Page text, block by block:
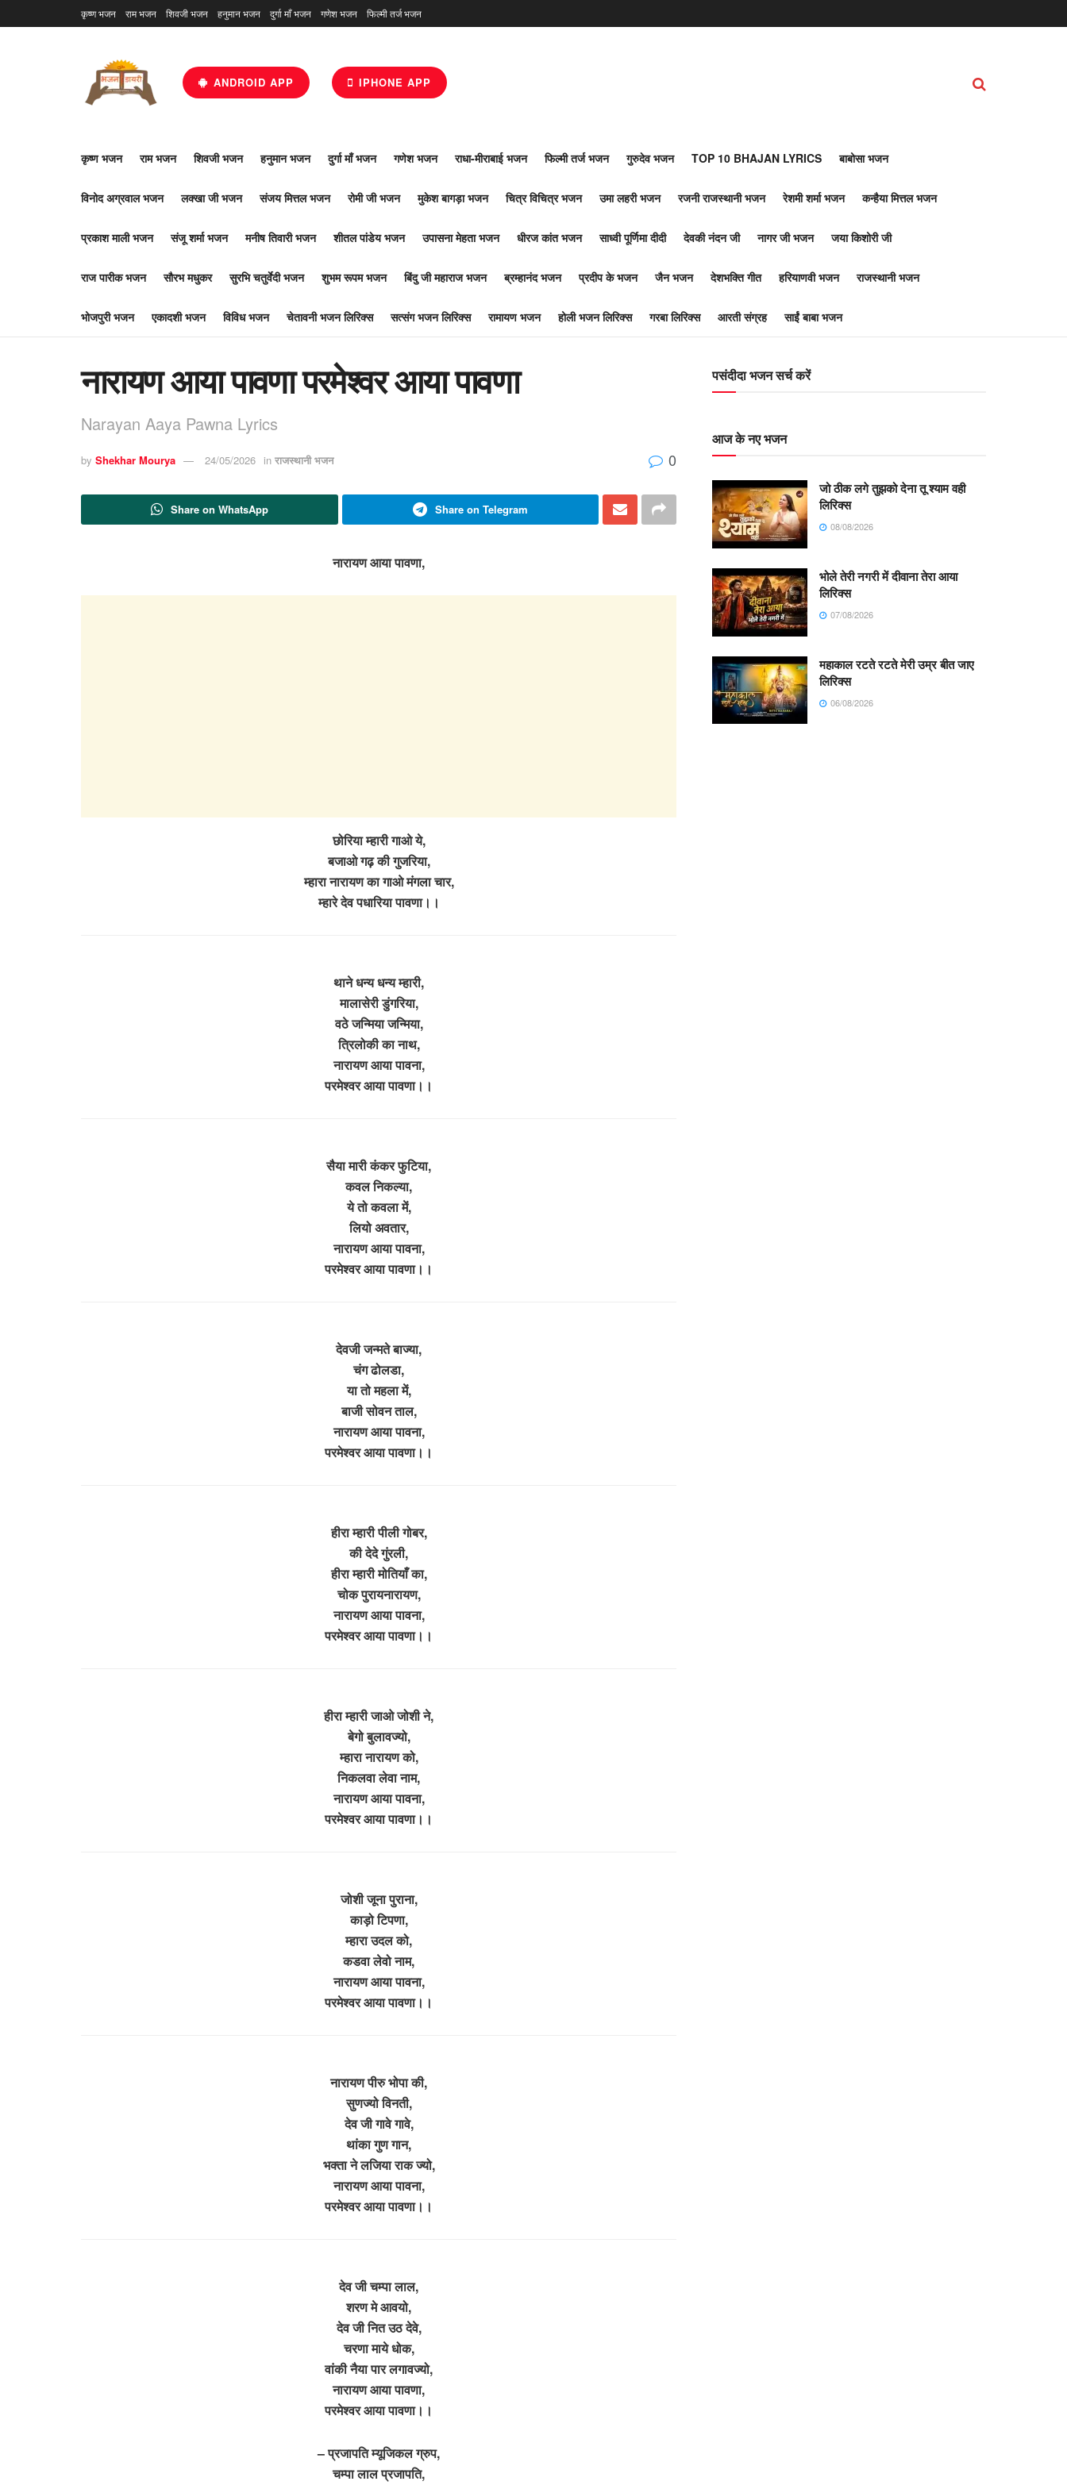
कृष्ण भजन राम भजन शिवजी भजन हनुमान भजन दुर्गा माँ भजन गणेश भजन फिल्मी तर्ज भजन
ANDROID APP IPHONE APP
कृष्ण भजन राम भजन शिवजी भजन हनुमान भजन दुर्गा माँ भजन गणेश भजन राधा-मीराबाई भजन फिल्मी तर्ज भजन गुरुदेव भजन TOP 10 BHAJAN LYRICS बाबोसा भजन
विनोद अग्रवाल भजन लक्खा जी भजन संजय मित्तल भजन रोमी जी भजन मुकेश बागड़ा भजन चित्र विचित्र भजन उमा लहरी भजन रजनी राजस्थानी भजन रेशमी शर्मा भजन कन्हैया मित्तल भजन
प्रकाश माली भजन संजू शर्मा भजन मनीष तिवारी भजन शीतल पांडेय भजन उपासना मेहता भजन धीरज कांत भजन साध्वी पूर्णिमा दीदी देवकी नंदन जी नागर जी भजन जया किशोरी जी
राज पारीक भजन सौरभ मधुकर सुरभि चतुर्वेदी भजन शुभम रूपम भजन बिंदु जी महाराज भजन ब्रम्हानंद भजन प्रदीप के भजन जैन भजन देशभक्ति गीत हरियाणवी भजन राजस्थानी भजन
भोजपुरी भजन एकादशी भजन विविध भजन चेतावनी भजन लिरिक्स सत्संग भजन लिरिक्स रामायण भजन होली भजन लिरिक्स गरबा लिरिक्स आरती संग्रह साईं बाबा भजन
नारायण आया पावणा परमेश्वर आया पावणा
Narayan Aaya Pawna Lyrics
by Shekhar Mourya 24/05/2026 in राजस्थानी भजन 0
Share on WhatsApp Share on Telegram
नारायण आया पावणा,
छोरिया म्हारी गाओ ये,
बजाओ गढ़ की गुजरिया,
म्हारा नारायण का गाओ मंगला चार,
म्हारे देव पधारिया पावणा।।
थाने धन्य धन्य म्हारी,
मालासेरी डुंगरिया,
वठे जन्मिया जन्मिया,
त्रिलोकी का नाथ,
नारायण आया पावना,
परमेश्वर आया पावणा।।
सैया मारी कंकर फुटिया,
कवल निकल्या,
ये तो कवला में,
लियो अवतार,
नारायण आया पावना,
परमेश्वर आया पावणा।।
देवजी जन्मते बाज्या,
चंग ढोलडा,
या तो महला में,
बाजी सोवन ताल,
नारायण आया पावना,
परमेश्वर आया पावणा।।
हीरा म्हारी पीली गोबर,
की देदे गुंरली,
हीरा म्हारी मोतियाँ का,
चोक पुरायनारायण,
नारायण आया पावना,
परमेश्वर आया पावणा।।
हीरा म्हारी जाओ जोशी ने,
बेगो बुलावज्यो,
म्हारा नारायण को,
निकलवा लेवा नाम,
नारायण आया पावना,
परमेश्वर आया पावणा।।
जोशी जूना पुराना,
काड़ो टिपणा,
म्हारा उदल को,
कडवा लेवो नाम,
नारायण आया पावना,
परमेश्वर आया पावणा।।
नारायण पीरु भोपा की,
सुणज्यो विनती,
देव जी गावे गावे,
थांका गुण गान,
भक्ता ने लजिया राक ज्यो,
नारायण आया पावना,
परमेश्वर आया पावणा।।
देव जी चम्पा लाल,
शरण मे आवयो,
देव जी नित उठ देवे,
चरणा माये धोक,
वांकी नैया पार लगावज्यो,
नारायण आया पावणा,
परमेश्वर आया पावणा।।
– प्रजापति म्यूजिकल ग्रुप,
चम्पा लाल प्रजापति,
पसंदीदा भजन सर्च करें
आज के नए भजन
जो ठीक लगे तुझको देना तू श्याम वही
लिरिक्स
08/08/2026
भोले तेरी नगरी में दीवाना तेरा आया
लिरिक्स
07/08/2026
महाकाल रटते रटते मेरी उम्र बीत जाए
लिरिक्स
06/08/2026